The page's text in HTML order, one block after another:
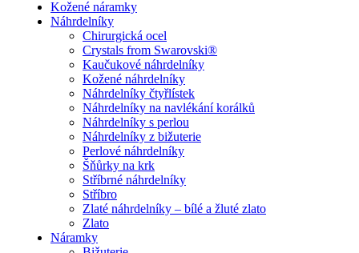
Kožené náramky
Náhrdelníky
Chirurgická ocel
Crystals from Swarovski®
Kaučukové náhrdelníky
Kožené náhrdelníky
Náhrdelníky čtyřlístek
Náhrdelníky na navlékání korálků
Náhrdelníky s perlou
Náhrdelníky z bižuterie
Perlové náhrdelníky
Šňůrky na krk
Stříbrné náhrdelníky
Stříbro
Zlaté náhrdelníky – bílé a žluté zlato
Zlato
Náramky